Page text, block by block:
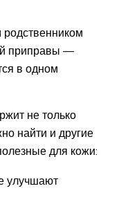
родственником
приправы —
в одном
не только
найти и другие
для кожи:
улучшают